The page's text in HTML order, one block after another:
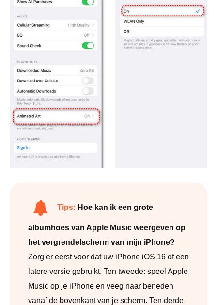
Tips: Hoe kan ik een grote
albumhoes van Apple Music weergeven op
het vergrendelscherm van mijn iPhone?
Zorg er eerst voor dat uw iPhone iOS 16 of een
latere versie gebruikt. Ten tweede: speel Apple
Music op je iPhone en veeg naar beneden
vanaf de bovenkant van je scherm. Ten derde